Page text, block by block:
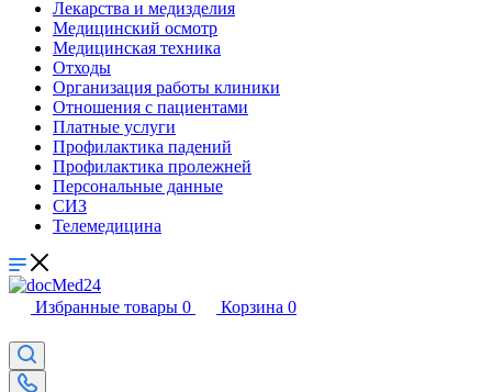
Лекарства и медизделия
Медицинский осмотр
Медицинская техника
Отходы
Организация работы клиники
Отношения с пациентами
Платные услуги
Профилактика падений
Профилактика пролежней
Персональные данные
СИЗ
Телемедицина
Избранные товары 0 Корзина 0